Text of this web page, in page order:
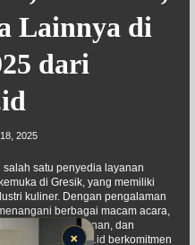
Lainnya di
dari
2025
satu penyedia layanan
di Gresik, yang memiliki
kuliner. Dengan pengalaman
berbagai macam acara,
gresik, khitanan, dan
lainnya, Jagarasa.id berkomitmen
×